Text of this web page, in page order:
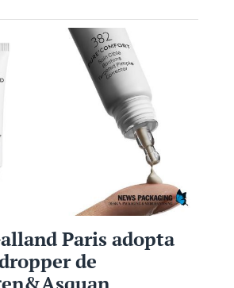
Paris adopta
de